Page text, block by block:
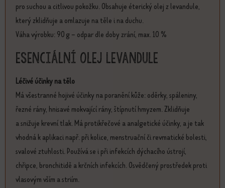
pro suchou a citlivou pokožku. Obsahuje éterický olej z levandule,
který zklidňuje a omlazuje na těle i na duchu.
Váha výrobku: 90 g – odpar dle doby zrání, max. 10 %
Esenciální olej Levandule
Léčivé účinky na tělo
Má všestranné hojivé účinky na poranění kůže: oděrky, spáleniny,
řezné rány, hnisavé mokvající rány, štípnutí hmyzem. Zklidňuje
a snižuje krevní tlak. Má protikřečové a analgetické účinky, a je tak
vhodná k aplikaci např. při kolice, menstruační či revmatické bolesti,
svalové ztuhlosti. Používá se i při infekcích dýchacího ústrojí,
chřipce, bronchitidě a krčních infekcích. Osvědčený prostředek proti
vlasovým vším a striím.